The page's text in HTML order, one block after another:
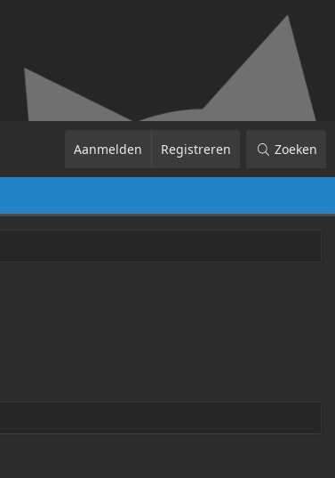
Aanmelden Registreren Zoeken